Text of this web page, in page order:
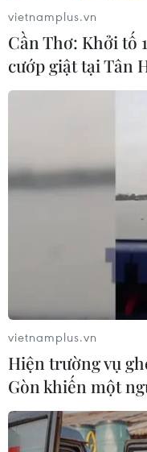
vietnamplus.vn
Cần Thơ: Khởi tố
cướp giật tại Tân
vietnamplus.vn
Hiện trường vụ
Gòn khiến một